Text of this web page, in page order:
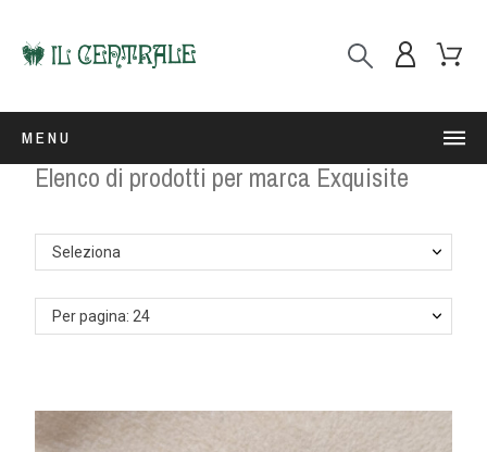
MENU
Elenco di prodotti per marca Exquisite
Seleziona
Per pagina: 24